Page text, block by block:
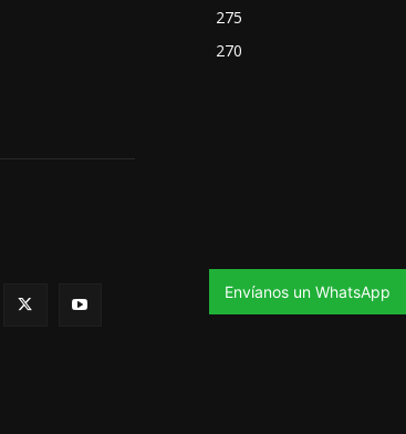
275
270
Envíanos un WhatsApp